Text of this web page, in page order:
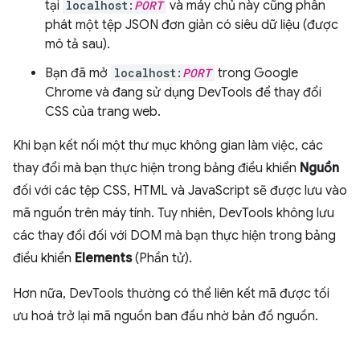
tại localhost: PORT và máy chủ này cũng phân
phát một tệp JSON đơn giản có siêu dữ liệu (được
mô tả sau).
Bạn đã mở localhost: PORT trong Google
Chrome và đang sử dụng DevTools để thay đổi
CSS của trang web.
Khi bạn kết nối một thư mục không gian làm việc, các
thay đổi mà bạn thực hiện trong bảng điều khiển Nguồn
đối với các tệp CSS, HTML và JavaScript sẽ được lưu vào
mã nguồn trên máy tính. Tuy nhiên, DevTools không lưu
các thay đổi đối với DOM mà bạn thực hiện trong bảng
điều khiển Elements(Phần tử).
Hơn nữa, DevTools thường có thể liên kết mã được tối
ưu hoá trở lại mã nguồn ban đầu nhờ bản đồ nguồn.